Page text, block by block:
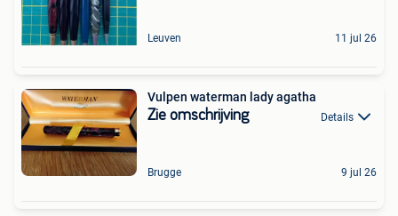
Leuven 11 jul 26
Vulpen waterman lady agatha
Zie omschrijving Details
Brugge 9 jul 26